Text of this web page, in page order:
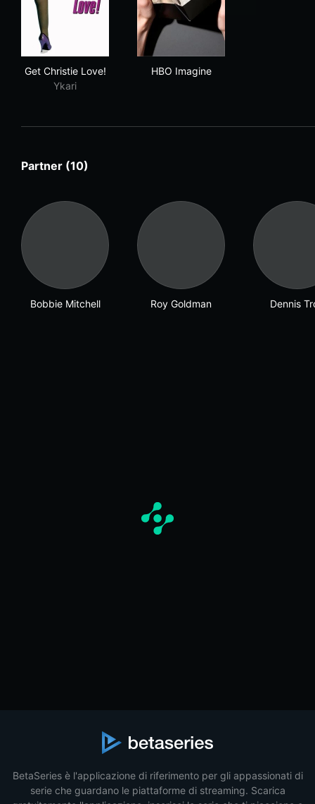
Get Christie Love!
Ykari
HBO Imagine
Partner (10)
Bobbie Mitchell Roy Goldman Dennis
BetaSeries è l'applicazione di riferimento per gli appassionati di
serie che guardano le piattaforme di streaming. Scarica